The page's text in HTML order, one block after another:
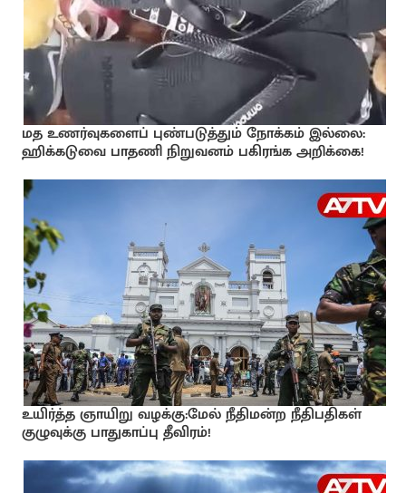
மத உணர்வுகளைப் புண்படுத்தும் நோக்கம் இல்லை:
ஹிக்கடுவை பாதணி நிறுவனம் பகிரங்க அறிக்கை!
உயிர்த்த ஞாயிறு வழக்கு:மேல் நீதிமன்ற நீதிபதிகள்
குழுவுக்கு பாதுகாப்பு தீவிரம்!